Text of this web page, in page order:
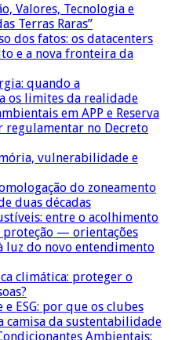
Valores, Tecnologia e
Terras Raras”
dos fatos: os datacenters
e a nova fronteira da
quando a
os limites da realidade
em APP e Reserva
regulamentar no Decreto
vulnerabilidade e
do zoneamento
duas décadas
entre o acolhimento
— orientações
luz do novo entendimento
climática: proteger o
ESG: por que os clubes
camisa da sustentabilidade
Ambientais: